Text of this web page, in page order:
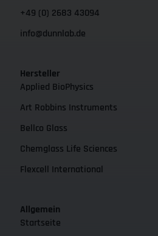
+49 (0) 2683 43094
info@dunnlab.de
Hersteller
Applied BioPhysics
Art Robbins Instruments
Bellco Glass
Chemglass Life Sciences
Flexcell International
Allgemein
Startseite